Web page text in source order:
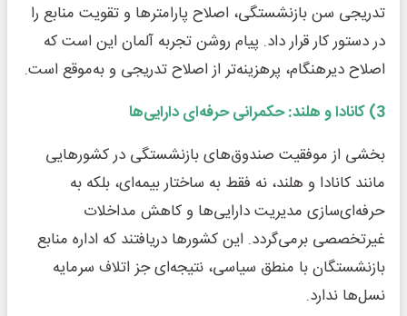
تدریجی سن بازنشستگی، اصلاح پارامترها و تقویت منابع را
در دستور کار قرار داد. پیام روشن تجربه آلمان این است که
اصلاح دیرهنگام، پرهزینه‌تر از اصلاح تدریجی و به‌موقع است.
3) کانادا و هلند: حکمرانی حرفه‌ای دارایی‌ها
بخشی از موفقیت صندوق‌های بازنشستگی در کشورهایی
مانند کانادا و هلند، نه فقط به ساختار بیمه‌ای، بلکه به
حرفه‌ای‌سازی مدیریت دارایی‌ها و کاهش مداخلات
غیرتخصصی برمی‌گردد. این کشورها دریافتند که اداره منابع
بازنشستگان با منطق سیاسی، نتیجه‌ای جز اتلاف سرمایه
نسل‌ها ندارد.